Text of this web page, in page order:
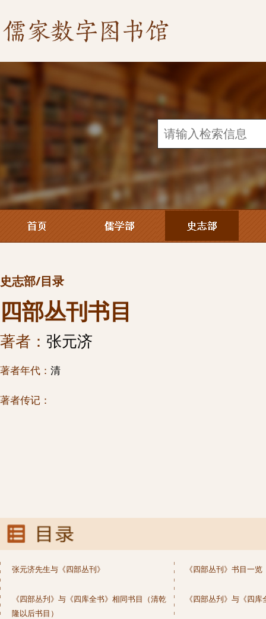
史志部/目录
四部丛刊书目
著者： 张元济
著者年代： 清
著者传记：
张元济先生与《四部丛刊》 《四部丛刊》书目一览
《四部丛刋》与《四库全书》相同书目（清乾
隆以后书目）
《四部丛刋》与《四